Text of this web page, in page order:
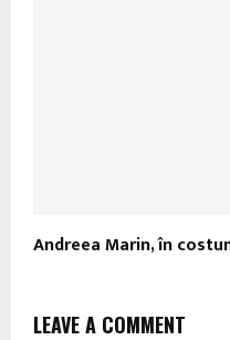
Andreea Marin, în
LEAVE A COMMENT